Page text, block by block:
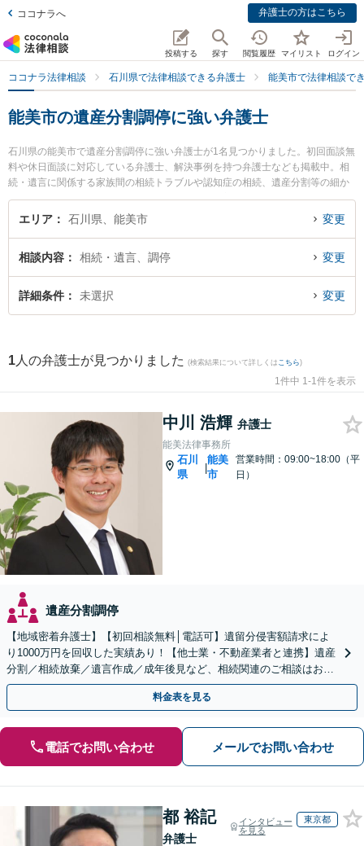
ココナラへ 弁護士の方はこちら
投稿する 探す 閲覧履歴 マイリスト ログイン
ココナラ法律相談 石川県で法律相談できる弁護士 能美市で法律相談で
能美市の遺産分割調停に強い弁護士
石川県の能美市で遺産分割調停に強い弁護士が1名見つかりました。初回面談無
料や休日面談に対応している弁護士、解決事例を持つ弁護士なども掲載中。相
続・遺言に関係する家族間の相続トラブルや認知症の相続、遺産分割等の細か
な分野での絞り込み検索もでき便利です。特に能美法律事務所の中川 浩輝弁護
士のプロフィール情報や弁護士費用、強みなどが注目されています。『能美市
『初回相談無料で遺産分割調停を法律相談できる能美市内の弁護士に相談予約
したい』などでお困りの相談者さんにおすすめです。
エリア 石川県、能美市 変更
相談内容 相続・遺言、調停 変更
詳細条件 未選択 変更
1 人の弁護士が見つかりました (検索結果について詳しくは こちら)
1件中 1-1件を表示
中川 浩輝 弁護士
能美法律事務所
石川
県
|
能美
市
営業時間：09:00~18:00（平
日）
遺産分割調停
【地域密着弁護士】【初回相談無料│電話可】遺留分侵害額請求によ
り1000万円を回収した実績あり！【他士業・不動産業者と連携】遺産
分割／相続放棄／遺言作成／成年後見など、相続関連のご相談はお任
せください【夜間・土日祝相談可】【法テラス利用可】
料金表を見る
電話でお問い合わせ メールでお問い合わせ
都 裕記
弁護士
インタビュー
を見る
東京都